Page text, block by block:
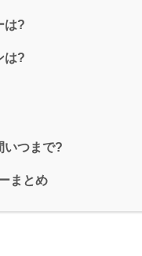
は?
は?
いつまで?
まとめ